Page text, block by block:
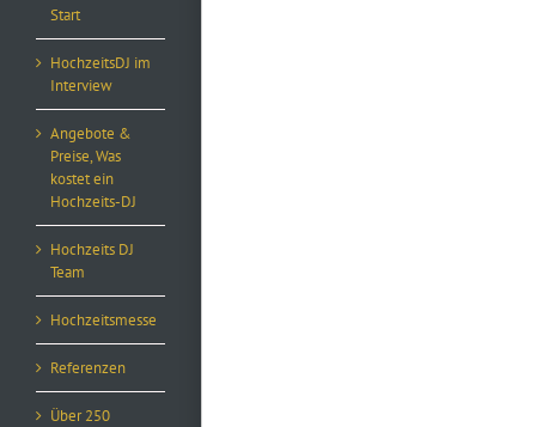
Start
HochzeitsDJ im
Interview
Angebote &
Preise, Was
kostet ein
Hochzeits-DJ
Hochzeits DJ
Team
Hochzeitsmesse
Referenzen
Über 250